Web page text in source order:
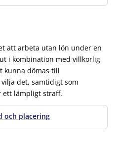
att arbeta utan lön under en
i kombination med villkorlig
kunna dömas till
det, samtidigt som
ett lämpligt straff.
och placering